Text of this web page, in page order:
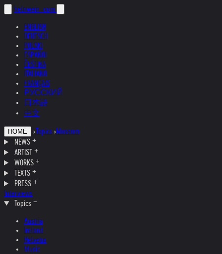
helnwein .com
ENGLISH
DEUTSCH
POLSKI
ESPAÑOL
ČEŠTINA
ITALIANO
FRANÇAIS
РУССКИЙ
日本語
中文
HOME › Topics ›Museum
NEWS
ARTIST
WORKS
TEXTS
PRESS
Interviews
Topics
Austria
Ireland
Helvetia
Music